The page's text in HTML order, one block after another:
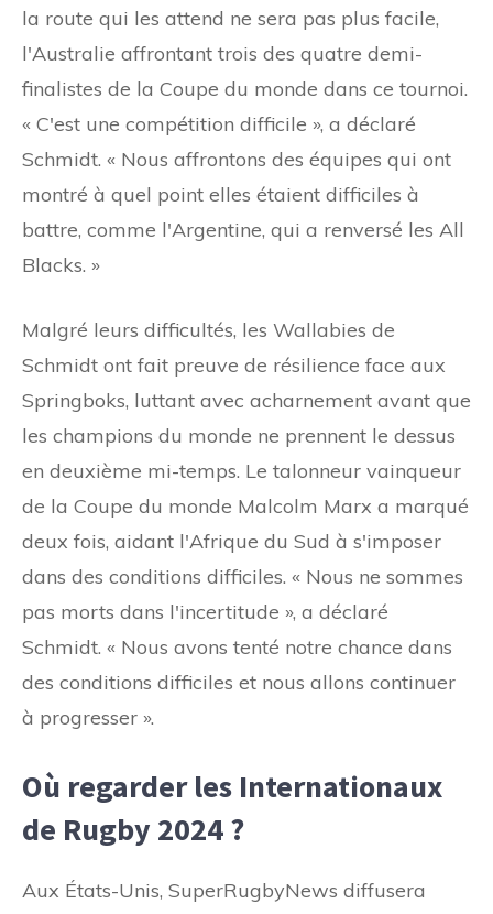
la route qui les attend ne sera pas plus facile,
l'Australie affrontant trois des quatre demi-
finalistes de la Coupe du monde dans ce tournoi.
« C'est une compétition difficile », a déclaré
Schmidt. « Nous affrontons des équipes qui ont
montré à quel point elles étaient difficiles à
battre, comme l'Argentine, qui a renversé les All
Blacks. »
Malgré leurs difficultés, les Wallabies de
Schmidt ont fait preuve de résilience face aux
Springboks, luttant avec acharnement avant que
les champions du monde ne prennent le dessus
en deuxième mi-temps. Le talonneur vainqueur
de la Coupe du monde Malcolm Marx a marqué
deux fois, aidant l'Afrique du Sud à s'imposer
dans des conditions difficiles. « Nous ne sommes
pas morts dans l'incertitude », a déclaré
Schmidt. « Nous avons tenté notre chance dans
des conditions difficiles et nous allons continuer
à progresser ».
Où regarder les Internationaux
de Rugby 2024 ?
Aux États-Unis, SuperRugbyNews diffusera